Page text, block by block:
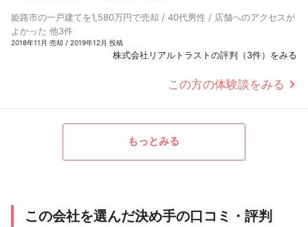
姫路市の一戸建てを1,580万円で売却 / 40代男性 / 店舗へのアクセスが
よかった 他3件
2018年11月 売却 / 2019年12月 投稿
株式会社リアルトラストの評判（3件）をみる
この方の体験談をみる
もっとみる
この会社を選んだ決め手の口コミ・評判